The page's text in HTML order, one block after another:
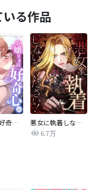
いる作品
お嬢さまは好奇心が止まらない！
悪女に執着しないでください！【タテヨミ】
6.7万